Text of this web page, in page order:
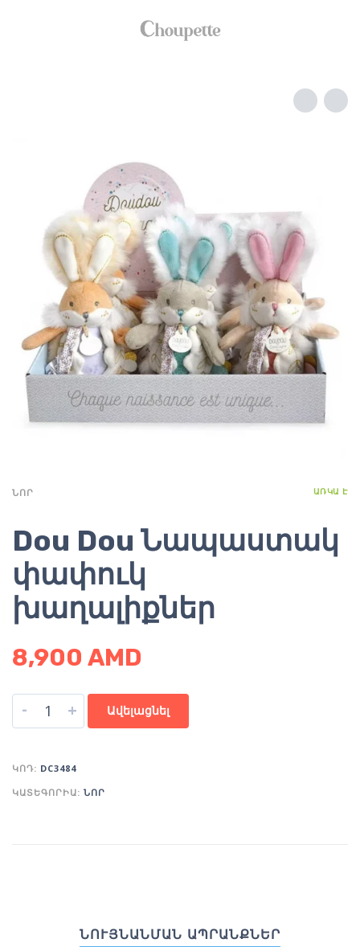
ՆՈՐ ԱՌԿԱ Է
Dou Dou Նապաստակ
փափուկ
խաղալիքներ
8,900 AMD
- + Ավելացնել
ԿՈԴ: DC3484
ԿԱՏԵԳՈՐԻԱ: ՆՈՐ
ՆՈՒՅՆԱՆՄԱՆ ԱՊՐԱՆՔՆԵՐ